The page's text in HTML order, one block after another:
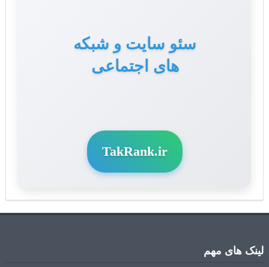
سئو سایت و شبکه
های اجتماعی
TakRank.ir
لینک های مهم